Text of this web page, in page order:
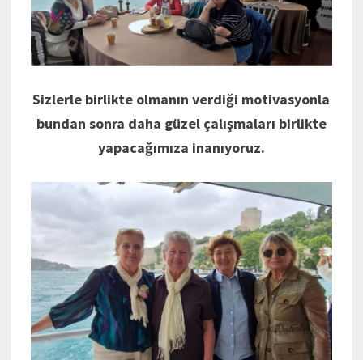
Sizlerle birlikte olmanın verdiği motivasyonla
bundan sonra daha güzel çalışmaları birlikte
yapacağımıza inanıyoruz.